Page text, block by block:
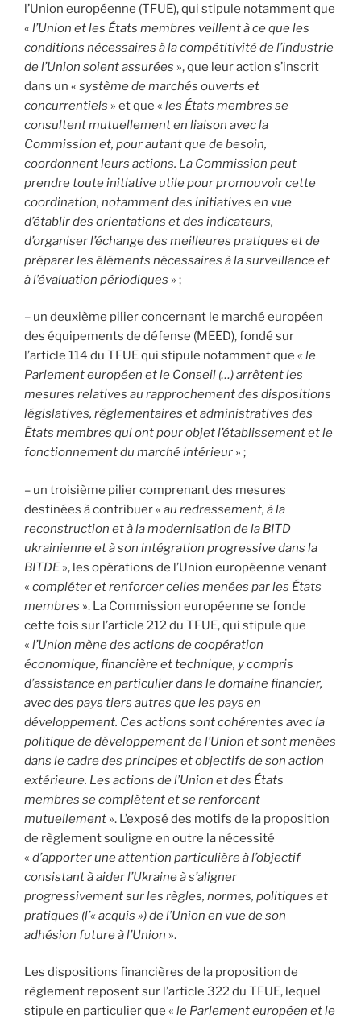
l’Union européenne (TFUE), qui stipule notamment que
« l’Union et les États membres veillent à ce que les
conditions nécessaires à la compétitivité de l’industrie
de l’Union soient assurées », que leur action s’inscrit
dans un « système de marchés ouverts et
concurrentiels » et que « les États membres se
consultent mutuellement en liaison avec la
Commission et, pour autant que de besoin,
coordonnent leurs actions. La Commission peut
prendre toute initiative utile pour promouvoir cette
coordination, notamment des initiatives en vue
d’établir des orientations et des indicateurs,
d’organiser l’échange des meilleures pratiques et de
préparer les éléments nécessaires à la surveillance et
à l’évaluation périodiques » ;
– un deuxième pilier concernant le marché européen
des équipements de défense (MEED), fondé sur
l’article 114 du TFUE qui stipule notamment que « le
Parlement européen et le Conseil (…) arrêtent les
mesures relatives au rapprochement des dispositions
législatives, réglementaires et administratives des
États membres qui ont pour objet l’établissement et le
fonctionnement du marché intérieur » ;
– un troisième pilier comprenant des mesures
destinées à contribuer « au redressement, à la
reconstruction et à la modernisation de la BITD
ukrainienne et à son intégration progressive dans la
BITDE», les opérations de l’Union européenne venant
« compléter et renforcer celles menées par les États
membres ». La Commission européenne se fonde
cette fois sur l’article 212 du TFUE, qui stipule que
« l’Union mène des actions de coopération
économique, financière et technique, y compris
d’assistance en particulier dans le domaine financier,
avec des pays tiers autres que les pays en
développement. Ces actions sont cohérentes avec la
politique de développement de l’Union et sont menées
dans le cadre des principes et objectifs de son action
extérieure. Les actions de l’Union et des États
membres se complètent et se renforcent
mutuellement ». L’exposé des motifs de la proposition
de règlement souligne en outre la nécessité
« d’apporter une attention particulière à l’objectif
consistant à aider l’Ukraine à s’aligner
progressivement sur les règles, normes, politiques et
pratiques (l’« acquis ») de l’Union en vue de son
adhésion future à l’Union ».
Les dispositions financières de la proposition de
règlement reposent sur l’article 322 du TFUE, lequel
stipule en particulier que « le Parlement européen et le